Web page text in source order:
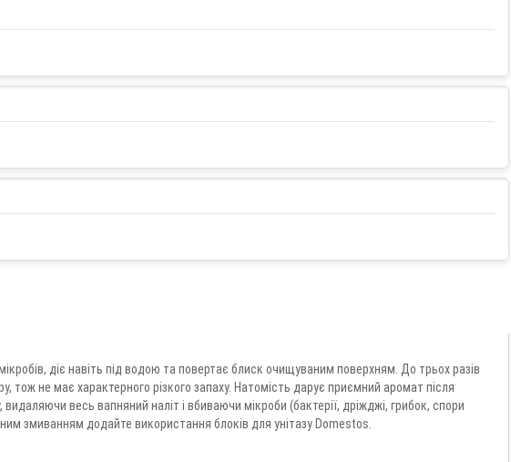
діє навіть під водою та повертає блиск очищуваним поверхням. До трьох разів
тож не має характерного різкого запаху. Натомість дарує приємний аромат після
весь вапняний наліт і вбиваючи мікроби (бактерії, дріжджі, грибок, спори
змиванням додайте використання блоків для унітазу Domestos.